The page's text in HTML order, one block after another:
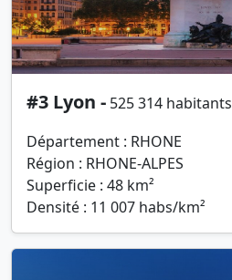
#3 Lyon - 525 314 habitants
Département : RHONE
Région : RHONE-ALPES
Superficie : 48 km²
Densité : 11 007 habs/km²